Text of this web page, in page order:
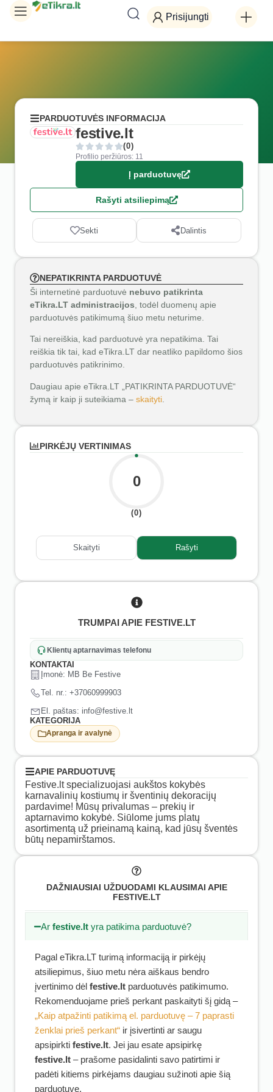
Prisijungti
PARDUOTUVĖS INFORMACIJA
festive.lt
(0)
Profilio peržiūros: 11
Į parduotuvę
Rašyti atsiliepimą
Sekti Dalintis
NEPATIKRINTA PARDUOTUVĖ
Ši internetinė parduotuvė nebuvo patikrinta
eTikra.LT administracijos , todėl duomenų apie
parduotuvės patikimumą šiuo metu neturime.
Tai nereiškia, kad parduotuvė yra nepatikima. Tai
reiškia tik tai, kad eTikra.LT dar neatliko papildomo šios
parduotuvės patikrinimo.
Daugiau apie eTikra.LT „PATIKRINTA PARDUOTUVĖ“
žymą ir kaip ji suteikiama – skaityti
PIRKĖJŲ VERTINIMAS
0
(0)
Skaityti Rašyti
TRUMPAI APIE FESTIVE.LT
Klientų aptarnavimas telefonu
KONTAKTAI
Įmonė: MB Be Festive
Tel. nr.: +37060999903
El. paštas: info@festive.lt
KATEGORIJA
Apranga ir avalynė
APIE PARDUOTUVĘ
Festive.lt specializuojasi aukštos kokybės
karnavalinių kostiumų ir šventinių dekoracijų
pardavime! Mūsų privalumas – prekių ir
aptarnavimo kokybė. Siūlome jums platų
asortimentą už prieinamą kainą, kad jūsų šventės
būtų nepamirštamos.
DAŽNIAUSIAI UŽDUODAMI KLAUSIMAI APIE
FESTIVE.LT
Arfestive.lt yra patikima parduotuvė?
Pagal eTikra.LT turimą informaciją ir pirkėjų
atsiliepimus, šiuo metu nėra aiškaus bendro
įvertinimo dėl festive.lt parduotuvės patikimumo.
Rekomenduojame prieš perkant paskaityti šį gidą –
„Kaip atpažinti patikimą el. parduotuvę – 7 paprasti
ženklai prieš perkant“ ir įsivertinti ar saugu
apsipirkti festive.lt. Jei jau esate apsipirkę
festive.lt – prašome pasidalinti savo patirtimi ir
padėti kitiems pirkėjams daugiau sužinoti apie šią
parduotuvę.